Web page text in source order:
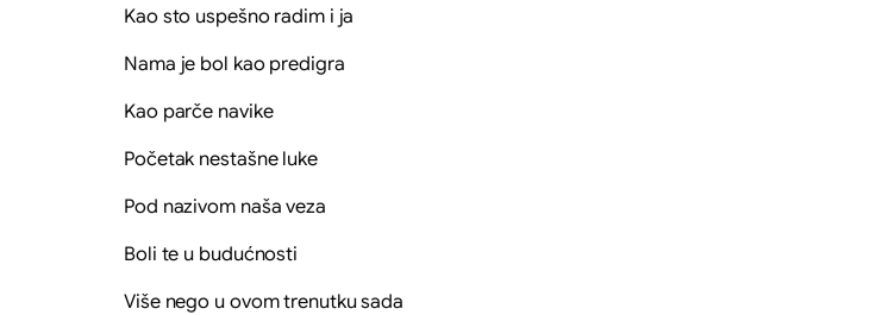
Kao sto uspešno radim i ja
Nama je bol kao predigra
Kao parče navike
Početak nestašne luke
Pod nazivom naša veza
Boli te u budućnosti
Više nego u ovom trenutku sada